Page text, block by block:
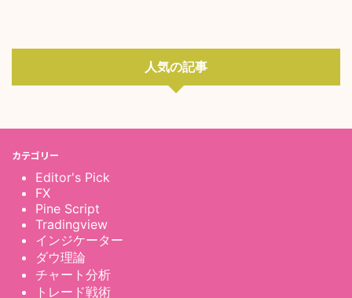
人気の記事
カテゴリー
Editor's Pick
FX
Pine Script
Tradingview
インジケーター
ダウ理論
チャート分析
トレード戦術